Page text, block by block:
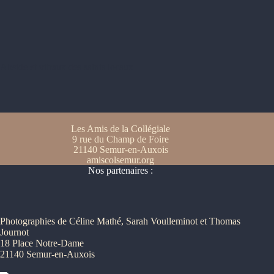
Les Amis de la Collégiale
9 rue du Champ de Foire
21140 Semur-en-Auxois
amiscolsemur.org
Nos partenaires :
Photographies de Céline Mathé, Sarah Voulleminot et Thomas
Journot
18 Place Notre-Dame
21140 Semur-en-Auxois